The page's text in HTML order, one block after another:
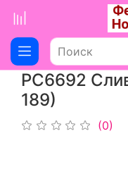
РС6692
189)
(0)